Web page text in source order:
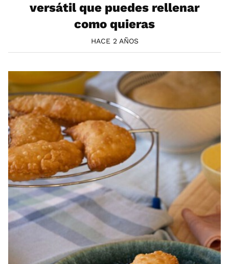
versátil que puedes rellenar
como quieras
HACE 2 AÑOS